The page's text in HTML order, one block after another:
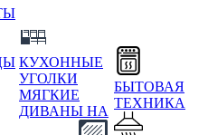
КУХОННЫЕ
УГОЛКИ
МЯГКИЕ
ДИВАНЫ НА
БЫТОВАЯ
ТЕХНИКА